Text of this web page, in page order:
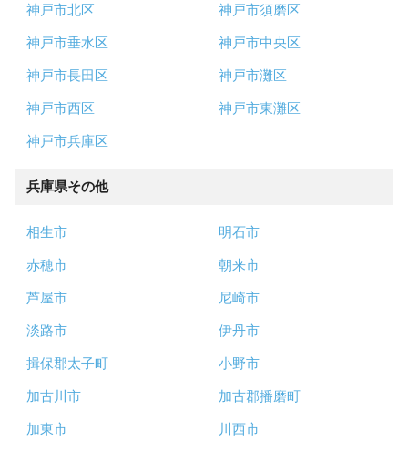
神戸市北区
神戸市須磨区
神戸市垂水区
神戸市中央区
神戸市長田区
神戸市灘区
神戸市西区
神戸市東灘区
神戸市兵庫区
兵庫県その他
相生市
明石市
赤穂市
朝来市
芦屋市
尼崎市
淡路市
伊丹市
揖保郡太子町
小野市
加古川市
加古郡播磨町
加東市
川西市